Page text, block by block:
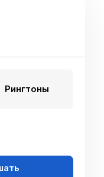
Рингтоны